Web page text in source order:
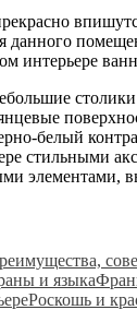
данного
интерьере
белый
стильными
элементами,
Роскошь и